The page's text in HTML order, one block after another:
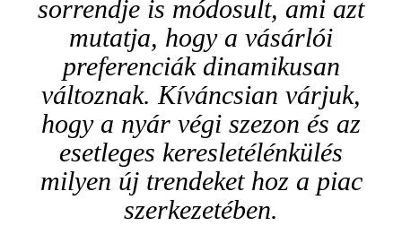
sorrendje is módosult, ami azt
mutatja, hogy a vásárlói
preferenciák dinamikusan
változnak. Kíváncsian várjuk,
hogy a nyár végi szezon és az
esetleges keresletélénkülés
milyen új trendeket hoz a piac
szerkezetében.